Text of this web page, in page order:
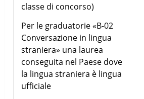
classe di concorso)
Per le graduatorie «B-02
Conversazione in lingua
straniera» una laurea
conseguita nel Paese dove
la lingua straniera è lingua
ufficiale